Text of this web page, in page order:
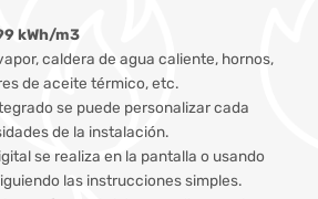
kWh/m3
caldera de agua caliente, hornos,
de aceite térmico, etc.
se puede personalizar cada
de la instalación.
se realiza en la pantalla o usando
las instrucciones simples.